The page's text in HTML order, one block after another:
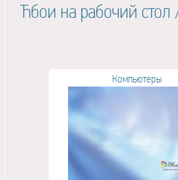
Ћбои на рабочий стол
Компьютеры